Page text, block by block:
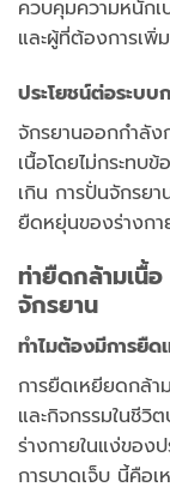
ควบคุมความหนักเ
และผู้ที่ต้องการเพิ่
ประโยชน์ต่อระบบ
จักรยานออกกำลัง
เนื้อโดยไม่กระทบ
เกิน การปั่นจักรย
ยืดหยุ่นของร่างกา
ท่ายืดกล้ามเนื้
จักรยาน
ทำไมต้องมีการยืด
การยืดเหยียดกล้
และกิจกรรมในชีวิ
ร่างกายในแง่ของ
การบาดเจ็บ นี้คือ